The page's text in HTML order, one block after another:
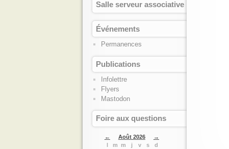
Salle serveur associative
Événements
Permanences
Publications
Infolettre
Flyers
Mastodon
Foire aux questions
← Août 2026
→
m m j v s
d